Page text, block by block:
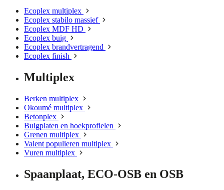
Ecoplex multiplex
Ecoplex stabilo massief
Ecoplex MDF HD
Ecoplex buig
Ecoplex brandvertragend
Ecoplex finish
Multiplex
Berken multiplex
Okoumé multiplex
Betonplex
Buigplaten en hoekprofielen
Grenen multiplex
Valent populieren multiplex
Vuren multiplex
Spaanplaat, ECO-OSB en OSB